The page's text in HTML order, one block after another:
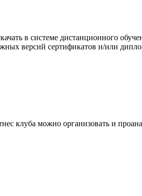
в системе дистанционного
версий сертификатов и/или
клуба можно организовать и